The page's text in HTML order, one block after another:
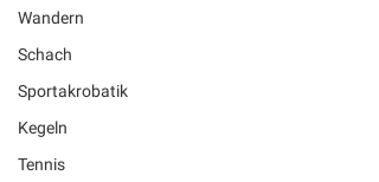
Wandern
Schach
Sportakrobatik
Kegeln
Tennis